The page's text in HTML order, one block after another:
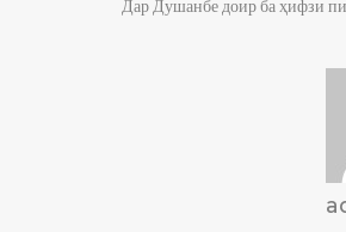
Дар Душанбе доир ба ҳифзи